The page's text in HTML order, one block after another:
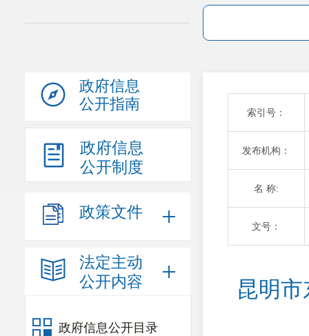
政府信息
公开指南
政府信息
公开制度
政策文件
法定主动
公开内容
政府信息公开目录
索引号：
发布机构：
名 称:
文号：
昆明